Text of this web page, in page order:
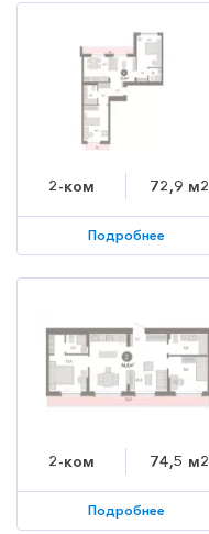
2-ком 72,9 м2
Подробнее
2-ком 74,5 м2
Подробнее